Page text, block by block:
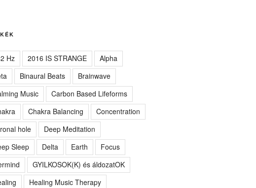
Hz 2016 IS STRANGE
Alpha
Binaural Beats
Brainwave
Music
Carbon Based Lifeforms
Chakra Balancing
Concentration
hole
Deep Meditation
Sleep
Delta Earth
Focus
GYILKOSOK(K) és áldozatOK
Healing Music Therapy